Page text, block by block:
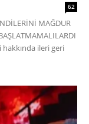
62
MAĞDUR
hakkında ileri geri